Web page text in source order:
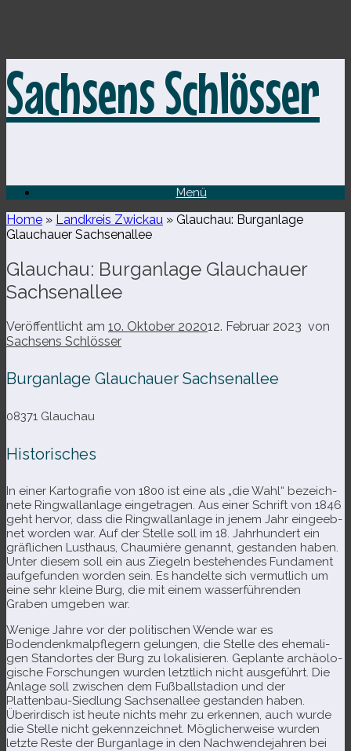
Inhalt
springen
Sachsens Schlösser
Menü
Home » Landkreis Zwickau » Glauchau: Burganlage
Glauchauer Sachsenallee
Glauchau: Burganlage Glauchauer
Sachsenallee
Veröffentlicht am 10. Oktober 202012. Februar 2023 von
Sachsens Schlösser
Burganlage Glauchauer Sachsenallee
08371 Glauchau
Historisches
In einer Kartografie von 1800 ist eine als „die Wahl“ bezeich­
nete Ringwallanlage ein­ge­tra­gen. Aus einer Schrift von 1846
geht her­vor, dass die Ringwallanlage in jenem Jahr ein­ge­eb­
net wor­den war. Auf der Stelle soll im 18. Jahrhundert ein
gräf­li­chen Lusthaus, Chaumière genannt, gestan­den haben.
Unter die­sem soll ein aus Ziegeln bestehen­des Fundament
auf­ge­fun­den wor­den sein. Es han­delte sich ver­mut­lich um
eine sehr kleine Burg, die mit einem was­ser­füh­ren­den
Graben umge­ben war.
Wenige Jahre vor der poli­ti­schen Wende war es
Bodendenkmalpflegern gelun­gen, die Stelle des ehe­ma­li­
gen Standortes der Burg zu loka­li­sie­ren. Geplante archäo­lo­
gi­sche Forschungen wur­den letzt­lich nicht aus­ge­führt. Die
Anlage soll zwi­schen dem Fußballstadion und der
Plattenbau-​Siedlung Sachsenallee gestan­den haben.
Überirdisch ist heute nichts mehr zu erken­nen, auch wurde
die Stelle nicht gekenn­zeich­net. Möglicherweise wur­den
letzte Reste der Burganlage in den Nachwendejahren bei